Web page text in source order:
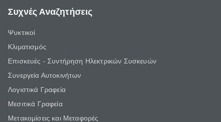
Συχνές Αναζητήσεις
Ψυκτικοί
Κλιματισμός
Επισκευές - Συντήρηση Ηλεκτρικών Συσκευών
Συνεργεία Αυτοκινήτων
Λογιστικά Γραφεία
Μεσιτικά Γραφεία
Μετακομίσεις και Μεταφορές